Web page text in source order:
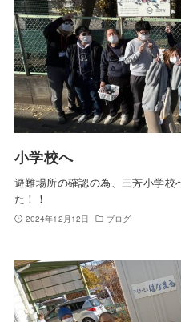
小学校へ
避難場所の確認の為、三芳小学校
た！！
2024年12月12日 ブログ